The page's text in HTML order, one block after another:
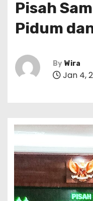
Pisah
Pidum
By Wira
Jan 4,